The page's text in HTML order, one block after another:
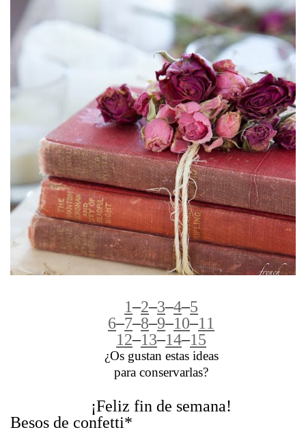
1–2–3–4–5
6–7–8–9–10–11
12–13–14–15
¿Os gustan estas ideas
para conservarlas?
¡Feliz fin de semana!
Besos de confetti*